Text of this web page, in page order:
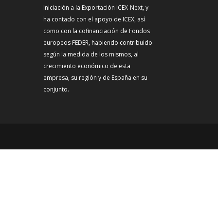
Iniciación a la Exportación ICEX-Next, y
ha contado con el apoyo de ICEX, así
como con la cofinanciación de Fondos
europeos FEDER, habiendo contribuido
según la medida de los mismos, al
crecimiento económico de esta
empresa, su región y de España en su
conjunto.